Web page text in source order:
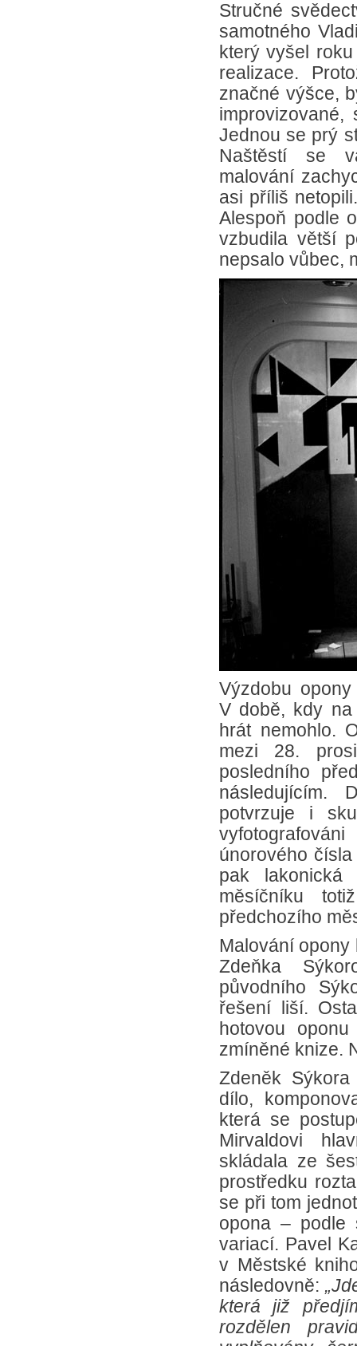
Stručné
samotného
který vyšel
realizace.
značné výšce,
improvizované,
Jednou se prý
Naštěstí se
malování
asi příliš
Alespoň podle
vzbudila větší
nepsalo vůbec,
Výzdobu
V době, kdy
hrát nemohlo.
mezi 28.
posledního
následujícím.
potvrzuje i
únorového
pak
měsíčníku
předchozího
Malování
Zdeňka
původního
řešení liší.
hotovou
zmíněné knize.
Zdeněk
dílo,
která se
Mirvaldovi
skládala ze
prostředku
se při tom
opona – podle
variací. Pavel
v Městské
následovně:
která již
rozdělen